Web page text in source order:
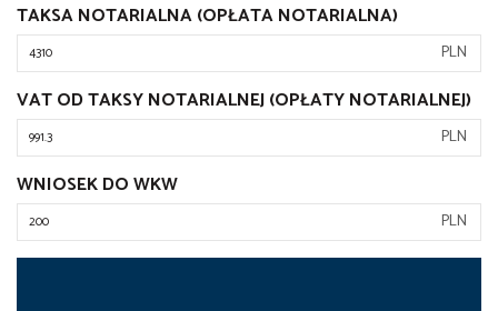
TAKSA NOTARIALNA (OPŁATA NOTARIALNA)
PLN
VAT OD TAKSY NOTARIALNEJ (OPŁATY NOTARIALNEJ)
PLN
WNIOSEK DO WKW
PLN